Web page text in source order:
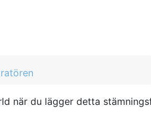
när du lägger detta